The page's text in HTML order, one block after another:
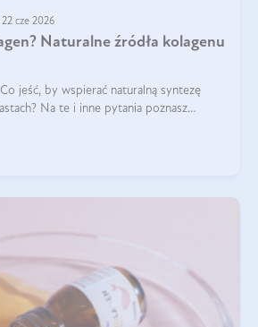
cze 2026
Naturalne źródła kolagenu
jeść, by wspierać naturalną syntezę
Na te i inne pytania poznasz